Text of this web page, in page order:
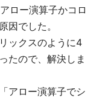
ロー演算子かコロ
因でした。
ックスのように4
たので、解決しま
アロー演算子でシ